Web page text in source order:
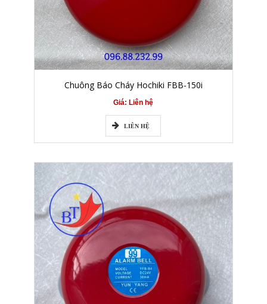
Chuông Báo Cháy Hochiki FBB-150i
Giá: Liên hệ
LIÊN HỆ